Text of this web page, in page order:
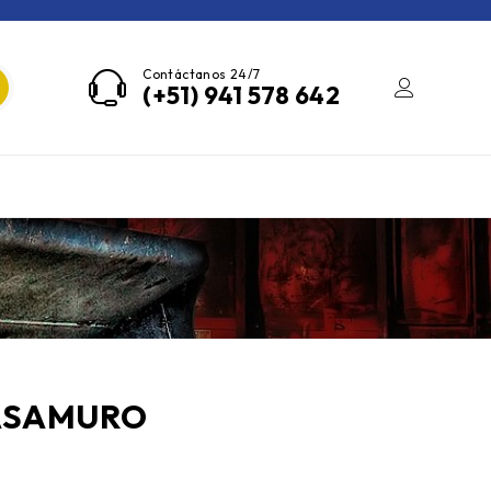
Contáctanos 24/7
(+51) 941 578 642